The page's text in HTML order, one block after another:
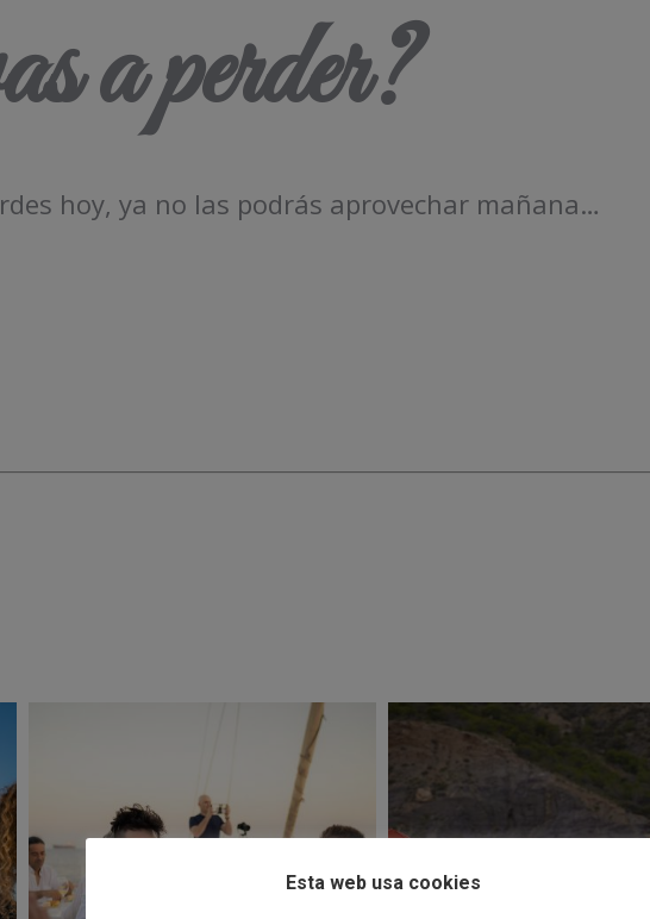
a perder?
hoy, ya no las podrás aprovechar mañana…
Esta web usa cookies